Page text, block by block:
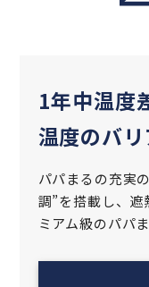
1年中温度
温度のバ
パパまるの充実
調”を搭載し、
ミアム級のパパ